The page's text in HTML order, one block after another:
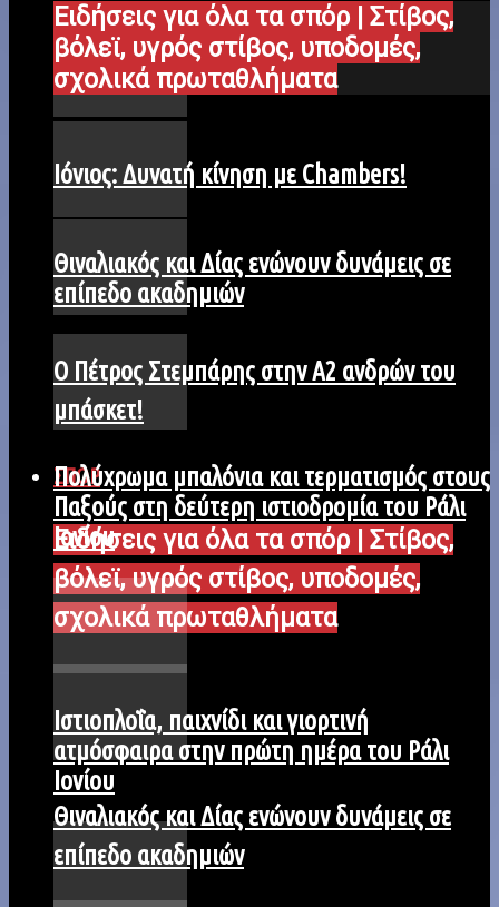
Ιόνιος: Δυνατή κίνηση με Chambers!
Ο Πέτρος Στεμπάρης στην Α2 ανδρών του
μπάσκετ!
ΣΠΟΡ
Ειδήσεις για όλα τα σπόρ | Στίβος,
βόλεϊ, υγρός στίβος, υποδομές,
σχολικά πρωταθλήματα
Θιναλιακός και Δίας ενώνουν δυνάμεις σε
επίπεδο ακαδημιών
Ειδήσεις για όλα τα σπόρ | Στίβος,
βόλεϊ, υγρός στίβος, υποδομές,
σχολικά πρωταθλήματα
Θιναλιακός και Δίας ενώνουν δυνάμεις σε
επίπεδο ακαδημιών
Πολύχρωμα μπαλόνια και τερματισμός στους
Παξούς στη δεύτερη ιστιοδρομία του Ράλι
Ιονίου
Iστιοπλοΐα, παιχνίδι και γιορτινή
ατμόσφαιρα στην πρώτη ημέρα του Ράλι
Ιονίου